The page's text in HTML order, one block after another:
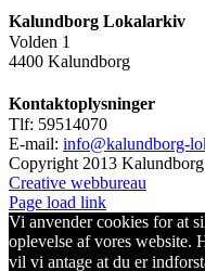
Kalundborg Lokalarkiv
Volden 1
4400 Kalundborg
Kontaktoplysninger
Tlf: 59514070
E-mail: info@kalundborg-
Copyright 2013
Creative webbureau
Page load link
Vi anvender cookies for at
oplevelse af vores website.
vil vi antage at du er